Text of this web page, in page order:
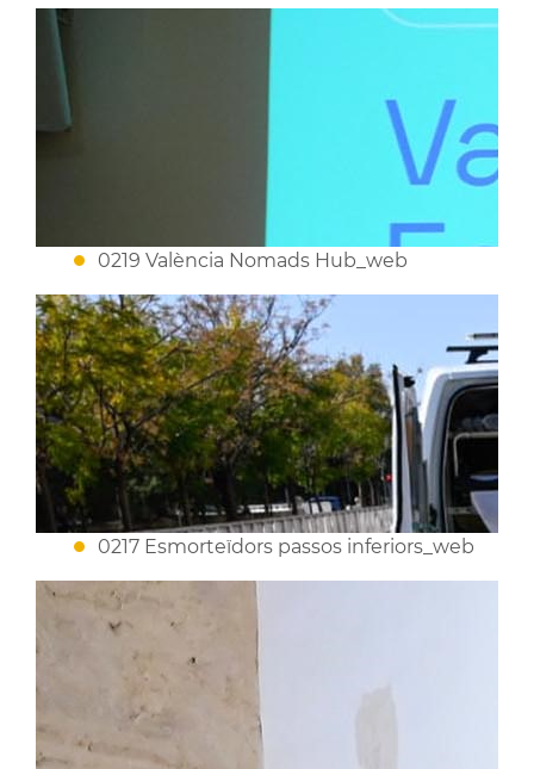
0219 València Nomads Hub_web
0217 Esmorteïdors passos inferiors_web